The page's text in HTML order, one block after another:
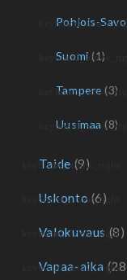
Pohjois-Savo
Suomi (1)
Tampere (3)
Uusimaa (8)
Taide (9)
Uskonto (6)
Valokuvaus (8)
Vapaa-aika